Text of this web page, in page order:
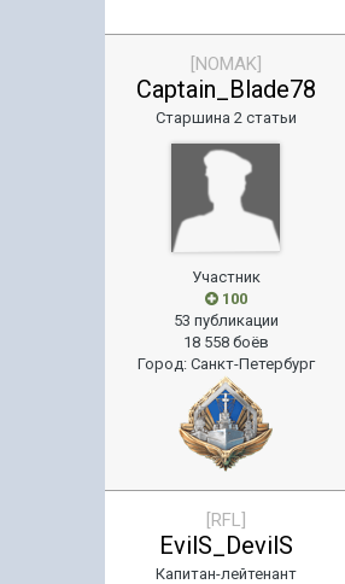
[NOMAK]
Captain_Blade78
Старшина 2 статьи
Участник
100
53 публикации
18 558 боёв
Город: Санкт-Петербург
[RFL]
EvilS_DevilS
Капитан-лейтенант